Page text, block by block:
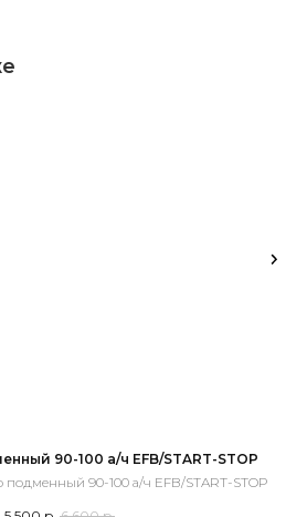
90-100 а/ч EFB/START-STOP
90-100 а/ч EFB/START-STOP